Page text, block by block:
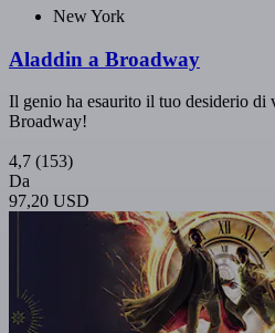
New York
Aladdin a Broadway
Il genio ha esaurito il tuo desiderio di
Broadway!
4,7 (153)
Da
97,20 USD